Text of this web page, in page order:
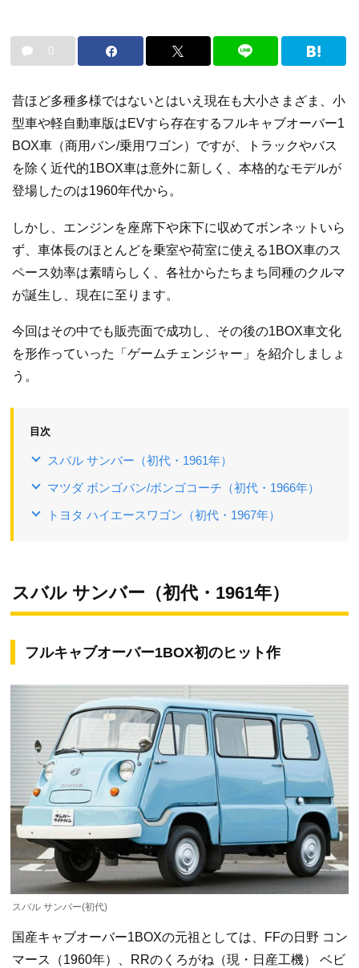
0
昔ほど多種多様ではないとはいえ現在も大小さまざま、小
型車や軽自動車版はEVすら存在するフルキャブオーバー1
BOX車（商用バン/乗用ワゴン）ですが、トラックやバス
を除く近代的1BOX車は意外に新しく、本格的なモデルが
登場したのは1960年代から。
しかし、エンジンを座席下や床下に収めてボンネットいら
ず、車体長のほとんどを乗室や荷室に使える1BOX車のス
ペース効率は素晴らしく、各社からたちまち同種のクルマ
が誕生し、現在に至ります。
今回はその中でも販売面で成功し、その後の1BOX車文化
を形作っていった「ゲームチェンジャー」を紹介しましょ
う。
目次
スバル サンバー（初代・1961年）
マツダ ボンゴバン/ボンゴコーチ（初代・1966年）
トヨタ ハイエースワゴン（初代・1967年）
スバル サンバー（初代・1961年）
フルキャブオーバー1BOX初のヒット作
スバル サンバー(初代)
国産キャブオーバー1BOXの元祖としては、FFの日野 コン
マース（1960年）、RRのくろがね（現・日産工機） ベビ